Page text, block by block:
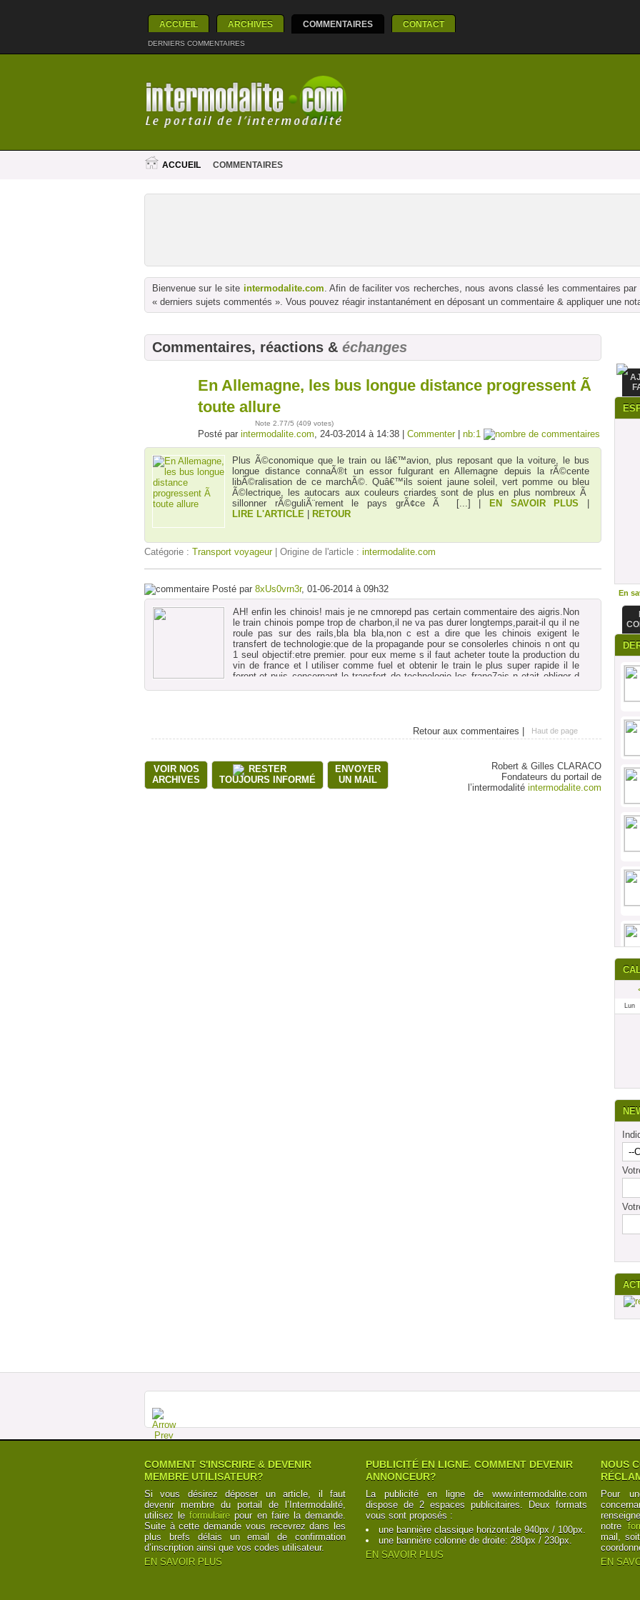
ACCUEIL ARCHIVES COMMENTAIRES CONTACT
DERNIERS COMMENTAIRES
ACCUEIL COMMENTAIRES
Bienvenue sur le site intermodalite.com. Afin de faciliter vos recherches, nous avons classé les commentaires
« derniers sujets commentés ». Vous pouvez réagir instantanément en déposant un commentaire & appliquer une
Commentaires, réactions & échanges
En Allemagne, les bus longue distance progressent Ã
toute allure
Note 2.77/5 (409 votes)
Posté par intermodalite.com, 24-03-2014 à 14:38 | Commenter| nb:1
Plus Ã©conomique que le train ou lâ€™avion, plus reposant que la voiture, le bus
longue distance connaÃ®t un essor fulgurant en Allemagne depuis la rÃ©cente
libÃ©ralisation de ce marchÃ©. Quâ€™ils soient jaune soleil, vert pomme ou bleu
Ã©lectrique, les autocars aux couleurs criardes sont de plus en plus nombreux Ã
sillonner rÃ©guliÃ¨rement le pays grÃ¢ce Ã
[...] EN SAVOIR PLUS
LIRE L'ARTICLE
RETOUR
Catégorie : Transport voyageur| Origine de l'article : intermodalite.com
Posté par 8xUs0vrn3r, 01-06-2014 à 09h32
AH! enfin les chinois! mais je ne cmnorepd pas certain commentaire des aigris.Non
le train chinois pompe trop de charbon,il ne va pas durer longtemps,parait-il qu il ne
roule pas sur des rails,bla bla bla,non c est a dire que les chinois exigent le
transfert de technologie:que de la propagande pour se consolerles chinois n ont qu
1 seul objectif:etre premier. pour eux meme s il faut acheter toute la production du
vin de france et l utiliser comme fuel et obtenir le train le plus super rapide il le
feront.et puis concernant le transfert de technologie les frane7ais n etait obliger d
Haut de page
Retour aux commentaires |
VOIR NOS
ARCHIVES
RESTER
TOUJOURS INFORMÉ
ENVOYER
UN MAIL
Robert & Gilles CLARACO
Fondateurs du portail de
l’intermodalité intermodalite.com
En
Lun
COMMENT S'INSCRIRE & DEVENIR
MEMBRE UTILISATEUR?
Si vous désirez déposer un article, il faut
devenir membre du portail de l’Intermodalité,
utilisez leformulaire pour en faire la demande.
Suite à cette demande vous recevrez dans les
plus brefs délais un email de confirmation
d’inscription ainsi que vos codes utilisateur.
EN SAVOIR PLUS
PUBLICITÉ EN LIGNE. COMMENT DEVENIR
ANNONCEUR?
La publicité en ligne de www.intermodalite.com
dispose de 2 espaces publicitaires. Deux formats
vous sont proposés :
une bannière classique horizontale 940px / 100px.
une bannière colonne de droite: 280px / 230px.
EN SAVOIR PLUS
NOUS
Pour
notre
mail,
EN